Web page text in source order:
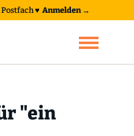
Postfach♥ Anmelden →
"ein